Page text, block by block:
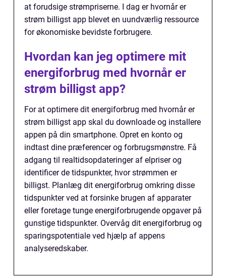
at forudsige strømpriserne. I dag er hvornår er
strøm billigst app blevet en uundværlig ressource
for økonomiske bevidste forbrugere.
Hvordan kan jeg optimere mit
energiforbrug med hvornår er
strøm billigst app?
For at optimere dit energiforbrug med hvornår er
strøm billigst app skal du downloade og installere
appen på din smartphone. Opret en konto og
indtast dine præferencer og forbrugsmønstre. Få
adgang til realtidsopdateringer af elpriser og
identificer de tidspunkter, hvor strømmen er
billigst. Planlæg dit energiforbrug omkring disse
tidspunkter ved at forsinke brugen af apparater
eller foretage tunge energiforbrugende opgaver på
gunstige tidspunkter. Overvåg dit energiforbrug og
sparingspotentiale ved hjælp af appens
analyseredskaber.